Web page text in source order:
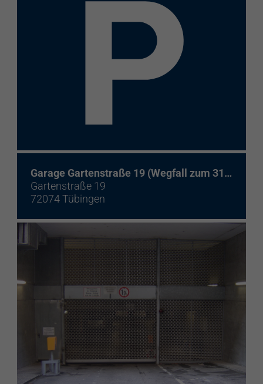
Garage Gartenstraße 19 (Wegfall zum 31.07.24
Gartenstraße 19
72074 Tübingen